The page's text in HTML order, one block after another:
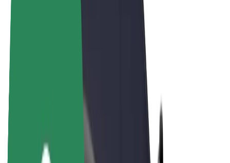
Verdiensten voor chauffeurs
Bezorgers